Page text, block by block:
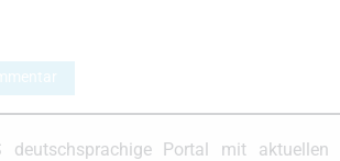
deutschsprachige Portal mit aktuellen